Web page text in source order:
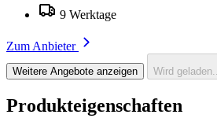
9 Werktage
Zum Anbieter
Weitere Angebote anzeigen Wird geladen...
Produkteigenschaften